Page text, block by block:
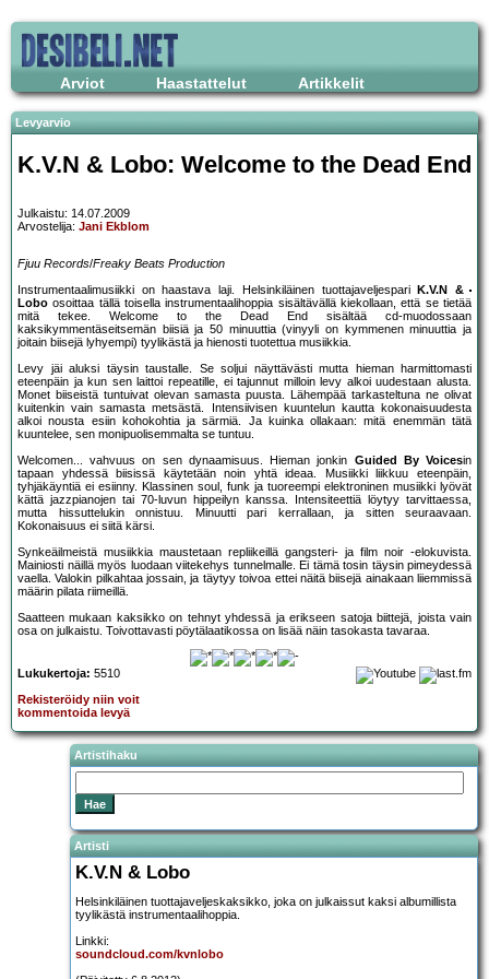
Arviot Haastattelut Artikkelit
Levyarvio
K.V.N & Lobo: Welcome to the Dead End
Julkaistu: 14.07.2009
Arvostelija: Jani Ekblom
Fjuu Records/Freaky Beats Production
Instrumentaalimusiikki on haastava laji. Helsinkiläinen tuottajaveljespari
K.V.N &
Lobo osoittaa tällä toisella instrumentaalihoppia sisältävällä kiekollaan, että se tietää
mitä tekee. Welcome to the Dead End sisältää cd-muodossaan
kaksikymmentäseitsemän biisiä ja 50 minuuttia (vinyyli on kymmenen minuuttia ja
joitain biisejä lyhyempi) tyylikästä ja hienosti tuotettua musiikkia.
Levy jäi aluksi täysin taustalle. Se soljui näyttävästi mutta hieman harmittomasti
eteenpäin ja kun sen laittoi repeatille, ei tajunnut milloin levy alkoi uudestaan alusta.
Monet biiseistä tuntuivat olevan samasta puusta. Lähempää tarkasteltuna ne olivat
kuitenkin vain samasta metsästä. Intensiivisen kuuntelun kautta kokonaisuudesta
alkoi nousta esiin kohokohtia ja särmiä. Ja kuinka ollakaan: mitä enemmän tätä
kuuntelee, sen monipuolisemmalta se tuntuu.
Welcomen... vahvuus on sen dynaamisuus. Hieman jonkin Guided By Voicesin
tapaan yhdessä biisissä käytetään noin yhtä ideaa. Musiikki liikkuu eteenpäin,
tyhjäkäyntiä ei esiinny. Klassinen soul, funk ja tuoreempi elektroninen musiikki lyövät
kättä jazzpianojen tai 70-luvun hippeilyn kanssa. Intensiteettiä löytyy tarvittaessa,
mutta hissuttelukin onnistuu. Minuutti pari kerrallaan, ja sitten seuraavaan.
Kokonaisuus ei siitä kärsi.
Synkeäilmeistä musiikkia maustetaan repliikeillä gangsteri- ja film noir -elokuvista.
Mainiosti näillä myös luodaan viitekehys tunnelmalle. Ei tämä tosin täysin pimeydessä
vaella. Valokin pilkahtaa jossain, ja täytyy toivoa ettei näitä biisejä ainakaan liiemmissä
määrin pilata riimeillä.
Saatteen mukaan kaksikko on tehnyt yhdessä ja erikseen satoja biittejä, joista vain
osa on julkaistu. Toivottavasti pöytälaatikossa on lisää näin tasokasta tavaraa.
Lukukertoja: 5510
Rekisteröidy niin voit
kommentoida levyä
Artistihaku
Artisti
K.V.N & Lobo
Helsinkiläinen tuottajaveljeskaksikko, joka on julkaissut kaksi albumillista
tyylikästä instrumentaalihoppia.
Linkki:
soundcloud.com/kvnlobo